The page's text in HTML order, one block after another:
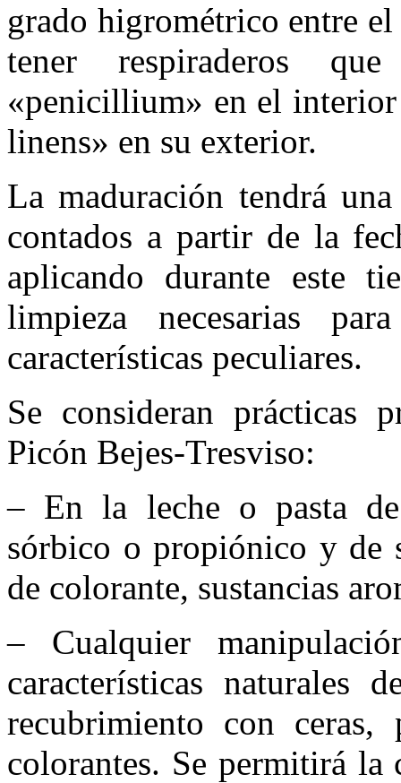
grado higrométrico entre
tener respiraderos
«penicillium» en el
linens» en su exterior.
La maduración tendrá
contados a partir de la
aplicando durante este
limpieza necesarias
características peculiares.
Se consideran prácticas
Picón Bejes-Tresviso:
– En la leche o pasta
sórbico o propiónico y de
de colorante, sustancias
– Cualquier
características naturales
recubrimiento con ceras,
colorantes. Se permitirá la